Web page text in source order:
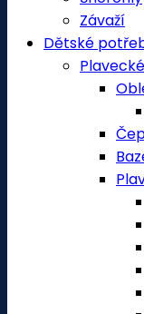
Závaží
Dětské